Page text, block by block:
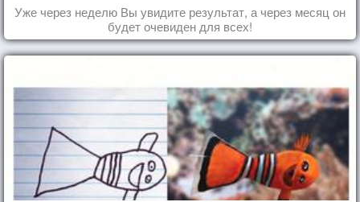
Уже через неделю Вы увидите результат, а через месяц он
будет очевиден для всех!